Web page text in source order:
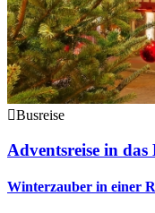
Busreise
Adventsreise in das
Winterzauber in einer